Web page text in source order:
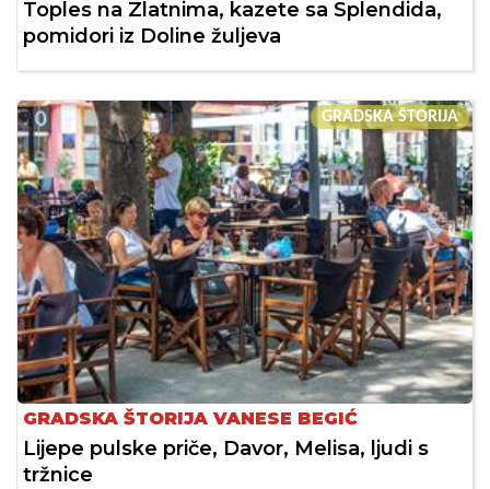
Toples na Zlatnima, kazete sa Splendida,
pomidori iz Doline žuljeva
GRADSKA ŠTORIJA
GRADSKA ŠTORIJA VANESE BEGIĆ
Lijepe pulske priče, Davor, Melisa, ljudi s
tržnice